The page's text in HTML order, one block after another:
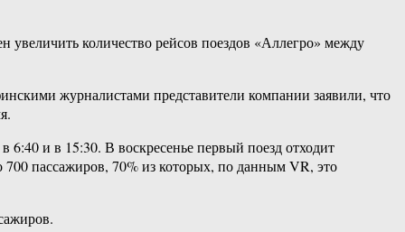
количество рейсов поездов «Аллегро» между
журналистами представители компании заявили, что
6:40 и в 15:30. В воскресенье первый поезд отходит
пассажиров, 70% из которых, по данным VR, это